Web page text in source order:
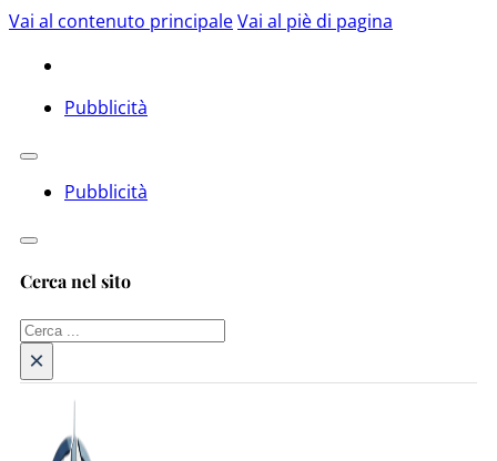
Vai al contenuto principaleVai al piè di pagina
Pubblicità
Pubblicità
Cerca nel sito
Cerca
×